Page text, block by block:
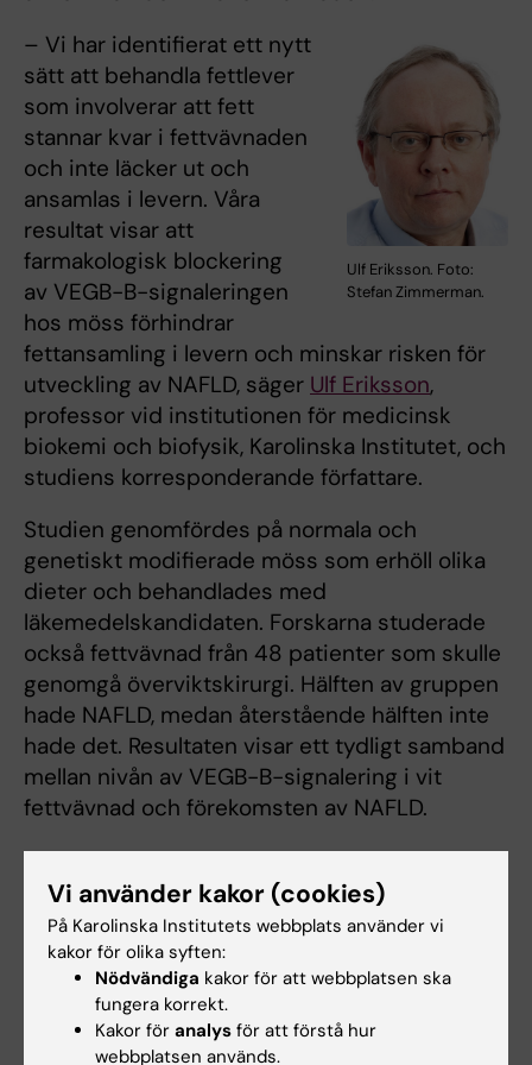
Ulf Eriksson. Foto:
Stefan Zimmerman.
– Vi har identifierat ett nytt
sätt att behandla fettlever
som involverar att fett
stannar kvar i fettvävnaden
och inte läcker ut och
ansamlas i levern. Våra
resultat visar att
farmakologisk blockering
av VEGB-B-signaleringen
hos möss förhindrar
fettansamling i levern och minskar risken för
utveckling av NAFLD, säger Ulf Eriksson,
professor vid institutionen för medicinsk
biokemi och biofysik, Karolinska Institutet, och
studiens korresponderande författare.
Studien genomfördes på normala och
genetiskt modifierade möss som erhöll olika
dieter och behandlades med
läkemedelskandidaten. Forskarna studerade
också fettvävnad från 48 patienter som skulle
genomgå överviktskirurgi. Hälften av gruppen
hade NAFLD, medan återstående hälften inte
hade det. Resultaten visar ett tydligt samband
mellan nivån av VEGB-B-signalering i vit
fettvävnad och förekomsten av NAFLD.
– Nästa steg för att komma vidare med denna
spännande läkemedelskandidat är att få in
den i ett kliniskt utvecklingsprogram, säger Ulf
Eriksson.
Studien finansierades av Vetenskapsrådet,
Cancerfonden, Hjärt-Lungfonden,
Vi använder kakor (cookies)
På Karolinska Institutets webbplats använder vi
kakor för olika syften:
Nödvändiga kakor för att webbplatsen ska
fungera korrekt.
Kakor för analys för att förstå hur
webbplatsen används.